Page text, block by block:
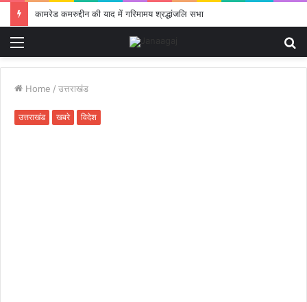
कामरेड कमरुद्दीन की याद में गरिमामय श्रद्धांजलि सभा
Menu
Home / उत्तराखंड
उत्तराखंड खबरे विदेश